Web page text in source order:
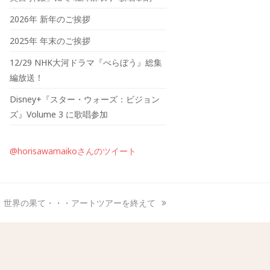
2026年 新年のご挨拶
2025年 年末のご挨拶
12/29 NHK大河ドラマ『べらぼう』総集
編放送！
Disney+『スター・ウォーズ：ビジョン
ズ』Volume 3 に歌唱参加
@horisawamaikoさんのツイート
世界の果て・・・アートツアーを終えて